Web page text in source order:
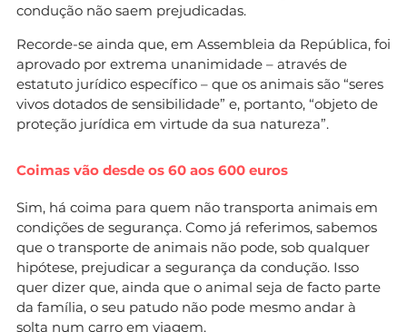
condução não saem prejudicadas.
Recorde-se ainda que, em Assembleia da República, foi
aprovado por extrema unanimidade – através de
estatuto jurídico específico – que os animais são “seres
vivos dotados de sensibilidade” e, portanto, “objeto de
proteção jurídica em virtude da sua natureza”.
Coimas vão desde os 60 aos 600 euros
Sim, há coima para quem não transporta animais em
condições de segurança. Como já referimos, sabemos
que o transporte de animais não pode, sob qualquer
hipótese, prejudicar a segurança da condução. Isso
quer dizer que, ainda que o animal seja de facto parte
da família, o seu patudo não pode mesmo andar à
solta num carro em viagem.